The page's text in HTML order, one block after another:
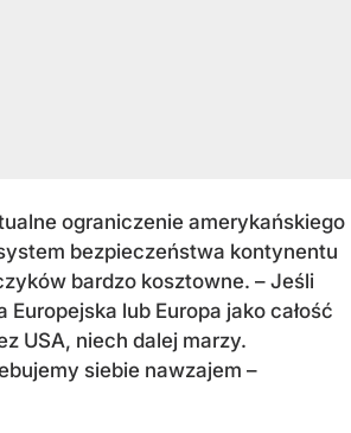
ograniczenie amerykańskiego
bezpieczeństwa kontynentu
bardzo kosztowne. – Jeśli
Europejska lub Europa jako całość
USA, niech dalej marzy.
siebie nawzajem –